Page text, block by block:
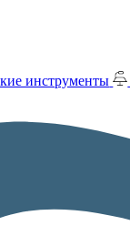
инструменты